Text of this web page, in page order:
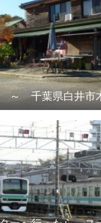
～ 千葉県白井市